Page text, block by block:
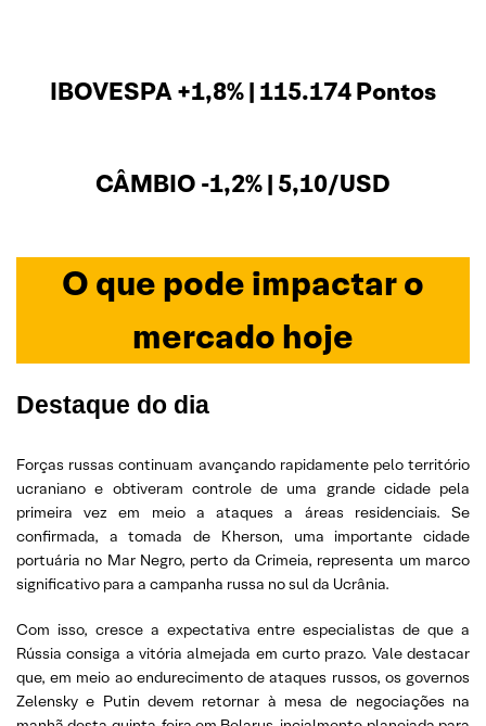
IBOVESPA +1,8% | 115.174 Pontos
CÂMBIO -1,2% | 5,10/USD
O que pode impactar o
mercado hoje
Destaque do dia
Forças russas continuam avançando rapidamente pelo território
ucraniano e obtiveram controle de uma grande cidade pela
primeira vez em meio a ataques a áreas residenciais. Se
confirmada, a tomada de Kherson, uma importante cidade
portuária no Mar Negro, perto da Crimeia, representa um marco
significativo para a campanha russa no sul da Ucrânia.
Com isso, cresce a expectativa entre especialistas de que a
Rússia consiga a vitória almejada em curto prazo. Vale destacar
que, em meio ao endurecimento de ataques russos, os governos
Zelensky e Putin devem retornar à mesa de negociações na